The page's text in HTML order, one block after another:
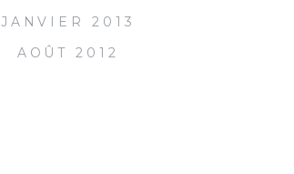
JANVIER 2013
AOÛT 2012